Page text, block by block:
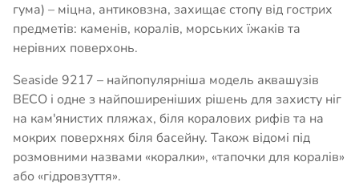
гума) – міцна, антиковзна, захищає стопу від гострих
предметів: каменів, коралів, морських їжаків та
нерівних поверхонь.
Seaside 9217 – найпопулярніша модель аквашузів
BECO і одне з найпоширеніших рішень для захисту ніг
на кам'янистих пляжах, біля коралових рифів та на
мокрих поверхнях біля басейну. Також відомі під
розмовними назвами «коралки», «тапочки для коралів»
або «гідровзуття».